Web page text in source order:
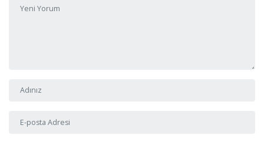
Adı ve Soyadı
E-posta Adresi